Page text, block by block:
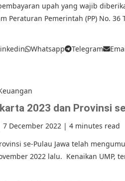
upah yang wajib
Peraturan Pemerintah (PP) No.
Whatsapp Telegram
2023 dan Provinsi
7 December 2022 | 4 minutes read
se-Pulau Jawa telah
2022 lalu. Kenaikan UMP,